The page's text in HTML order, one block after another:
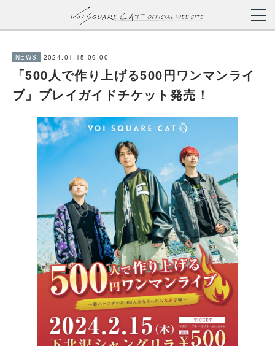
NEWS 2024.01.15 09:00
「500人で作り上げる500円ワンマンライ
ブ」プレイガイドチケット発売！